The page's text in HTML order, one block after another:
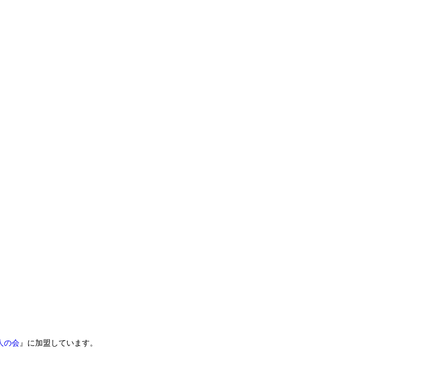
の会 』に加盟しています。